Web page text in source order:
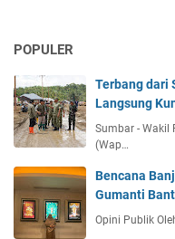
POPULER
Terbang dari
Langsung
Sumbar - Wakil
(Wap…
Bencana
Gumanti
Opini Publik